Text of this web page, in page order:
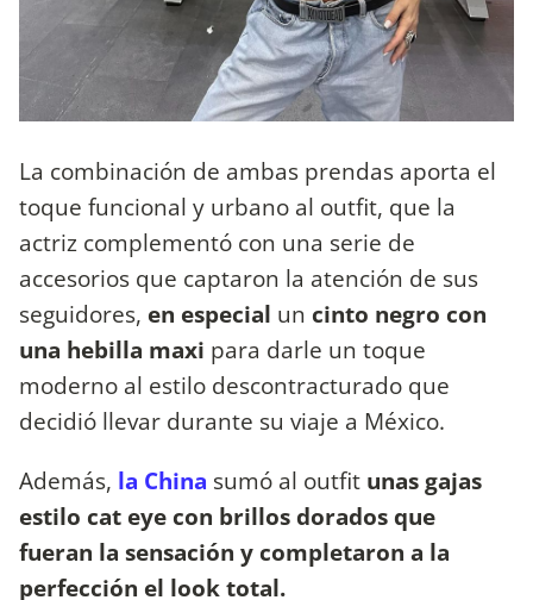
La combinación de ambas prendas aporta el
toque funcional y urbano al outfit, que la
actriz complementó con una serie de
accesorios que captaron la atención de sus
seguidores, en especial un cinto negro con
una hebilla maxi para darle un toque
moderno al estilo descontracturado que
decidió llevar durante su viaje a México.
Además, la China sumó al outfit unas gajas
estilo cat eye con brillos dorados que
fueran la sensación y completaron a la
perfección el look total.